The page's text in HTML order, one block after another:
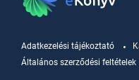
Adatkezelési tájékoztató
Általános szerződési feltételek